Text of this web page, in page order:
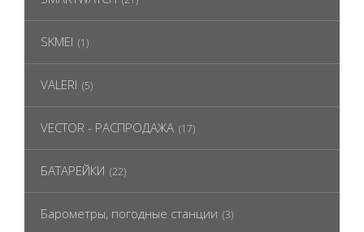
SKMEI (1)
VALERI (5)
VECTOR - РАСПРОДАЖА (17)
БАТАРЕЙКИ (22)
Барометры, погодные станции (3)